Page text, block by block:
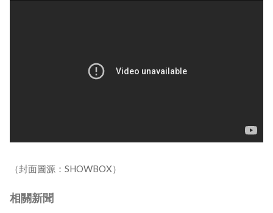
（封面圖源：SHOWBOX）
相關新聞